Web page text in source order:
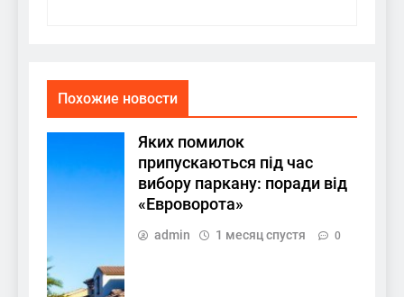
Похожие новости
Яких помилок
припускаються під час
вибору паркану: поради від
«Евроворота»
admin 1 месяц спустя 0